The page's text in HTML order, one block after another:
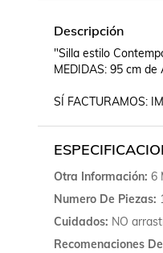
Descripción
"Silla estilo
MEDIDAS: 95 cm
SÍ FACTURAMOS:
Otra Información 6
Numero De Piezas
Cuidados NO
Recomenaciones